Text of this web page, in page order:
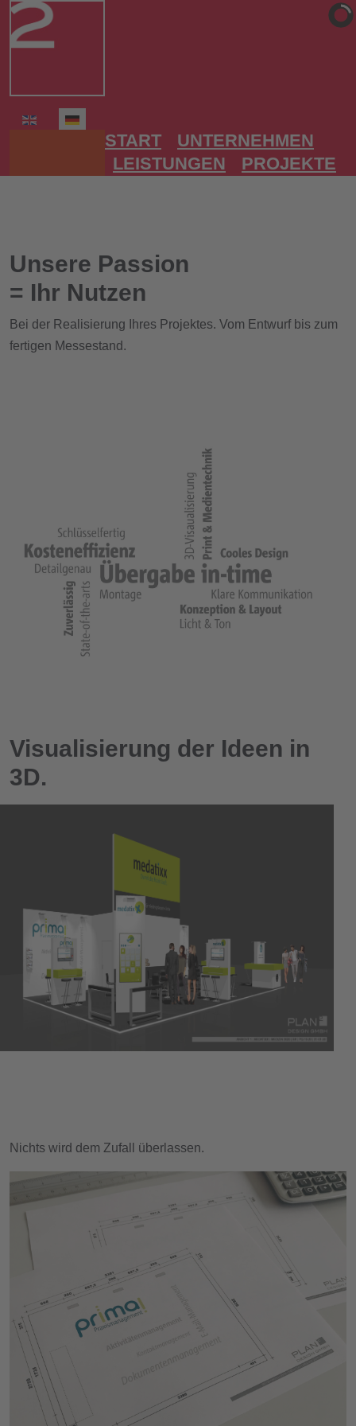
Sprache auswählen
START
UNTERNEHMEN
LEISTUNGEN
PROJEKTE
Unsere Passion
= Ihr Nutzen
Bei der Realisierung Ihres Projektes. Vom Entwurf bis zum
fertigen Messestand.
Visualisierung der Ideen in
3D.
Nichts wird dem Zufall überlassen.